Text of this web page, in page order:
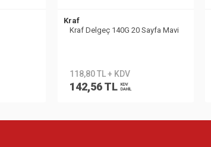
Kraf
Kraf Delgeç 140G 20 Sayfa Mavi
118,80 TL + KDV
142,56 TL
KDV
DAHİL